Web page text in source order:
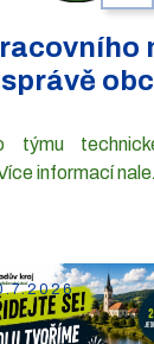
týmu
informací